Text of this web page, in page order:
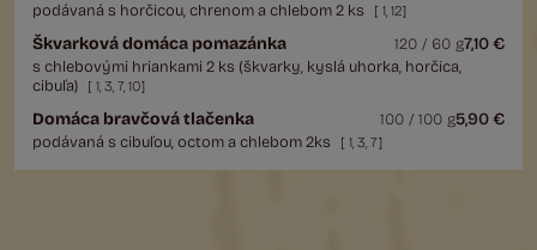
podávaná s horčicou, chrenom a chlebom 2 ks [ 1, 12]
Škvarková domáca pomazánka 120 / 60 g7,10 €
s chlebovými hriankami 2 ks (škvarky, kyslá uhorka, horčica,
cibuľa)
[ 1, 3, 7, 10]
Domáca bravčová tlačenka 100 / 100 g5,90 €
podávaná s cibuľou, octom a chlebom 2ks [ 1, 3, 7]